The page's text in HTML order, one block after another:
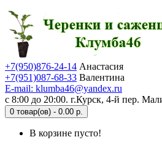
+7(950)876-24-14 Анастасия
+7(951)087-68-33 Валентина
E-mail: klumba46@yandex.ru
с 8:00 до 20:00. г.Курск, 4-й пер.
0 товар(ов) - 0.00 р.
В корзине пусто!